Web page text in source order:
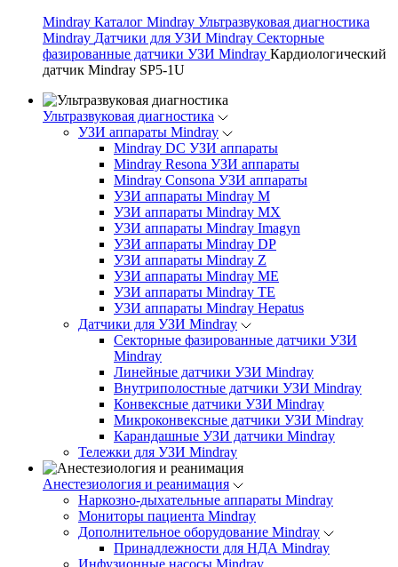
Mindray Каталог Mindray Ультразвуковая диагностика
Mindray Датчики для УЗИ Mindray Секторные
фазированные датчики УЗИ Mindray Кардиологический
датчик Mindray SP5-1U
Ультразвуковая диагностика
УЗИ аппараты Mindray
Mindray DC УЗИ аппараты
Mindray Resona УЗИ аппараты
Mindray Consona УЗИ аппараты
УЗИ аппараты Mindray M
УЗИ аппараты Mindray MX
УЗИ аппараты Mindray Imagyn
УЗИ аппараты Mindray DP
УЗИ аппараты Mindray Z
УЗИ аппараты Mindray ME
УЗИ аппараты Mindray TE
УЗИ аппараты Mindray Hepatus
Датчики для УЗИ Mindray
Секторные фазированные датчики УЗИ
Mindray
Линейные датчики УЗИ Mindray
Внутриполостные датчики УЗИ Mindray
Конвексные датчики УЗИ Mindray
Микроконвексные датчики УЗИ Mindray
Карандашные УЗИ датчики Mindray
Тележки для УЗИ Mindray
Анестезиология и реанимация
Наркозно-дыхательные аппараты Mindray
Мониторы пациента Mindray
Дополнительное оборудование Mindray
Принадлежности для НДА Mindray
Инфузионные насосы Mindray